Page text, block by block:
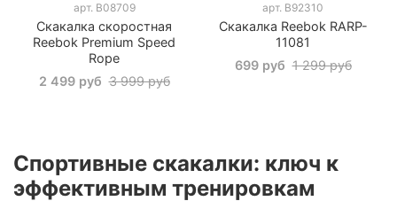
арт. B08709
Скакалка скоростная
Reebok Premium Speed
Rope
2 499 руб 3 999 руб
арт. B92310
Скакалка Reebok RARP-
11081
699 руб 1 299 руб
Спортивные скакалки: ключ к
эффективным тренировкам